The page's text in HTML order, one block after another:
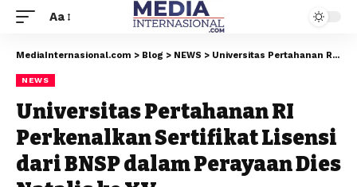
Aa
MediaInternasional.com > Blog > NEWS > Universitas Pertahanan RI Perkenalkan Sertifikat Lisensi dari BNSP dalam Perayaan Dies Natalis ke XV
NEWS
Universitas Pertahanan RI
Perkenalkan Sertifikat Lisensi
dari BNSP dalam Perayaan Dies